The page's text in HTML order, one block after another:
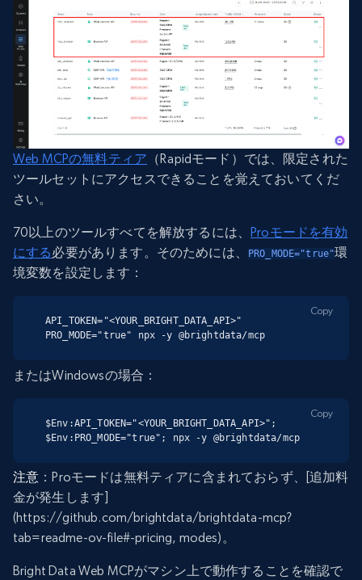
Web MCPの無料ティア （Rapidモード）では、限定された
ツールセットにアクセスできることを覚えておいてくだ
さい。
70以上のツールすべてを解放するには、
Proモードを有効
にする必要があります。そのためには、 PRO_MODE="true"環
境変数を設定します：
API_TOKEN="<YOUR_BRIGHT_DATA_API>"
PRO_MODE="true" npx -y @brightdata/mcp
Copy
またはWindowsの場合：
$Env:API_TOKEN="<YOUR_BRIGHT_DATA_API>";
$Env:PRO_MODE="true"; npx -y @brightdata/mcp
Copy
注意 ：Proモードは無料ティアに含まれておらず、[追加料
金が発生します]
(https://github.com/brightdata/brightdata-mcp?
tab=readme-ov-file#-pricing, modes)。
Bright Data Web MCPがマシン上で動作することを確認で